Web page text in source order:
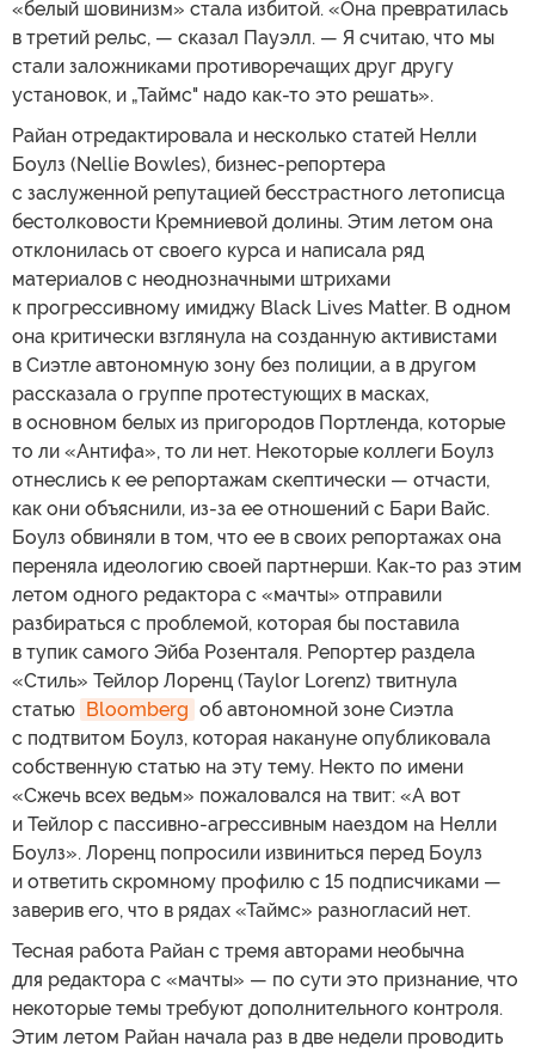
«белый шовинизм» стала избитой. «Она превратилась
в третий рельс, — сказал Пауэлл. — Я считаю, что мы
стали заложниками противоречащих друг другу
установок, и „Таймс" надо как-то это решать».
Райан отредактировала и несколько статей Нелли
Боулз (Nellie Bowles), бизнес-репортера
с заслуженной репутацией бесстрастного летописца
бестолковости Кремниевой долины. Этим летом она
отклонилась от своего курса и написала ряд
материалов с неоднозначными штрихами
к прогрессивному имиджу Black Lives Matter. В одном
она критически взглянула на созданную активистами
в Сиэтле автономную зону без полиции, а в другом
рассказала о группе протестующих в масках,
в основном белых из пригородов Портленда, которые
то ли «Антифа», то ли нет. Некоторые коллеги Боулз
отнеслись к ее репортажам скептически — отчасти,
как они объяснили, из-за ее отношений с Бари Вайс.
Боулз обвиняли в том, что ее в своих репортажах она
переняла идеологию своей партнерши. Как-то раз этим
летом одного редактора с «мачты» отправили
разбираться с проблемой, которая бы поставила
в тупик самого Эйба Розенталя. Репортер раздела
«Стиль» Тейлор Лоренц (Taylor Lorenz) твитнула
статью Bloomberg об автономной зоне Сиэтла
с подтвитом Боулз, которая накануне опубликовала
собственную статью на эту тему. Некто по имени
«Сжечь всех ведьм» пожаловался на твит: «А вот
и Тейлор с пассивно-агрессивным наездом на Нелли
Боулз». Лоренц попросили извиниться перед Боулз
и ответить скромному профилю с 15 подписчиками —
заверив его, что в рядах «Таймс» разногласий нет.
Тесная работа Райан с тремя авторами необычна
для редактора с «мачты» — по сути это признание, что
некоторые темы требуют дополнительного контроля.
Этим летом Райан начала раз в две недели проводить